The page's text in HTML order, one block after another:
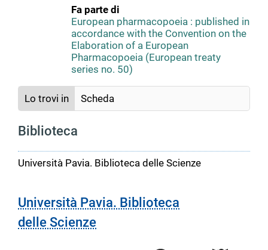
Fa parte di
European pharmacopoeia : published in
accordance with the Convention on the
Elaboration of a European
Pharmacopoeia (European treaty
series no. 50)
Lo trovi in Scheda
Biblioteca
Università Pavia. Biblioteca delle Scienze
Università Pavia. Biblioteca
delle Scienze